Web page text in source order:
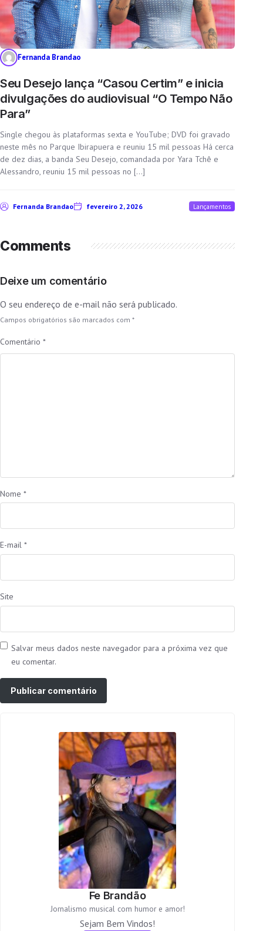
Fernanda Brandao
Seu Desejo lança “Casou Certim” e inicia
divulgações do audiovisual “O Tempo Não
Para”
Single chegou às plataformas sexta e YouTube; DVD foi gravado
neste mês no Parque Ibirapuera e reuniu 15 mil pessoas Há cerca
de dez dias, a banda Seu Desejo, comandada por Yara Tchê e
Alessandro, reuniu 15 mil pessoas no […]
Fernanda Brandao fevereiro 2, 2026 Lançamentos
Comments
Deixe um comentário
O seu endereço de e-mail não será publicado.
Campos obrigatórios são marcados com *
Comentário *
Nome *
E-mail *
Site
Salvar meus dados neste navegador para a próxima vez que
eu comentar.
Fe Brandão
Jornalismo musical com humor e amor!
Sejam Bem Vindos!